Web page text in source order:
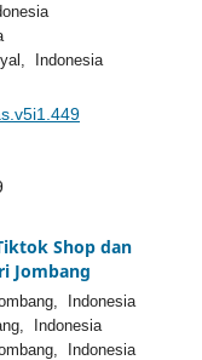
Indonesia
Shop dan
Jombang
Indonesia
Indonesia
Indonesia